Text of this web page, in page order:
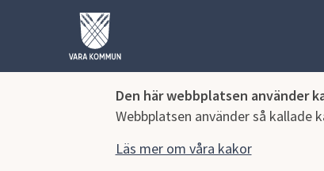
Den här webbplatsen använder
Webbplatsen använder så
Läs mer om våra kakor